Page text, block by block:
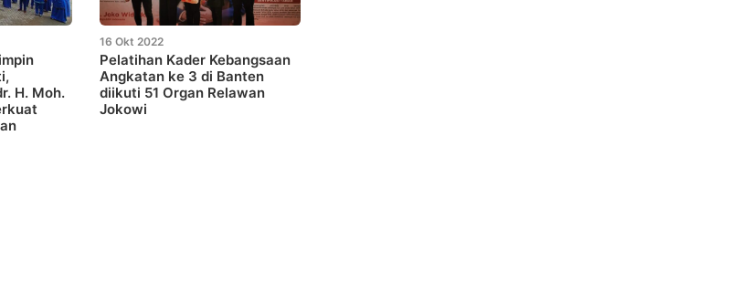
H. Moh.
16 Okt 2022
Pelatihan Kader Kebangsaan
Angkatan ke 3 di Banten
diikuti 51 Organ Relawan
Jokowi